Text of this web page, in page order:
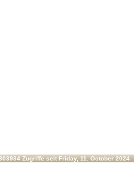
Zugriffe seit Friday, 11. October 2024